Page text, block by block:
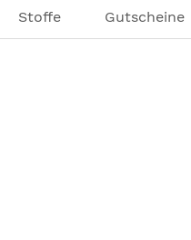
Stoffe Gutscheine